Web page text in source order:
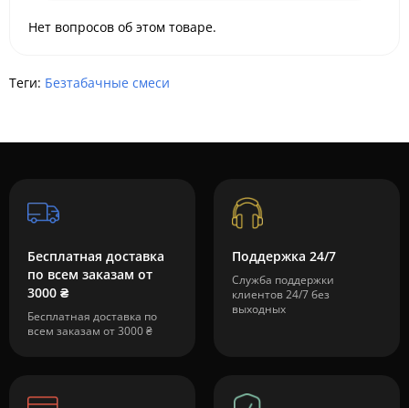
Нет вопросов об этом товаре.
Теги: Безтабачные смеси
Бесплатная доставка
по всем заказам от
3000 ₴
Бесплатная доставка по
всем заказам от 3000 ₴
Поддержка 24/7
Служба поддержки
клиентов 24/7 без
выходных